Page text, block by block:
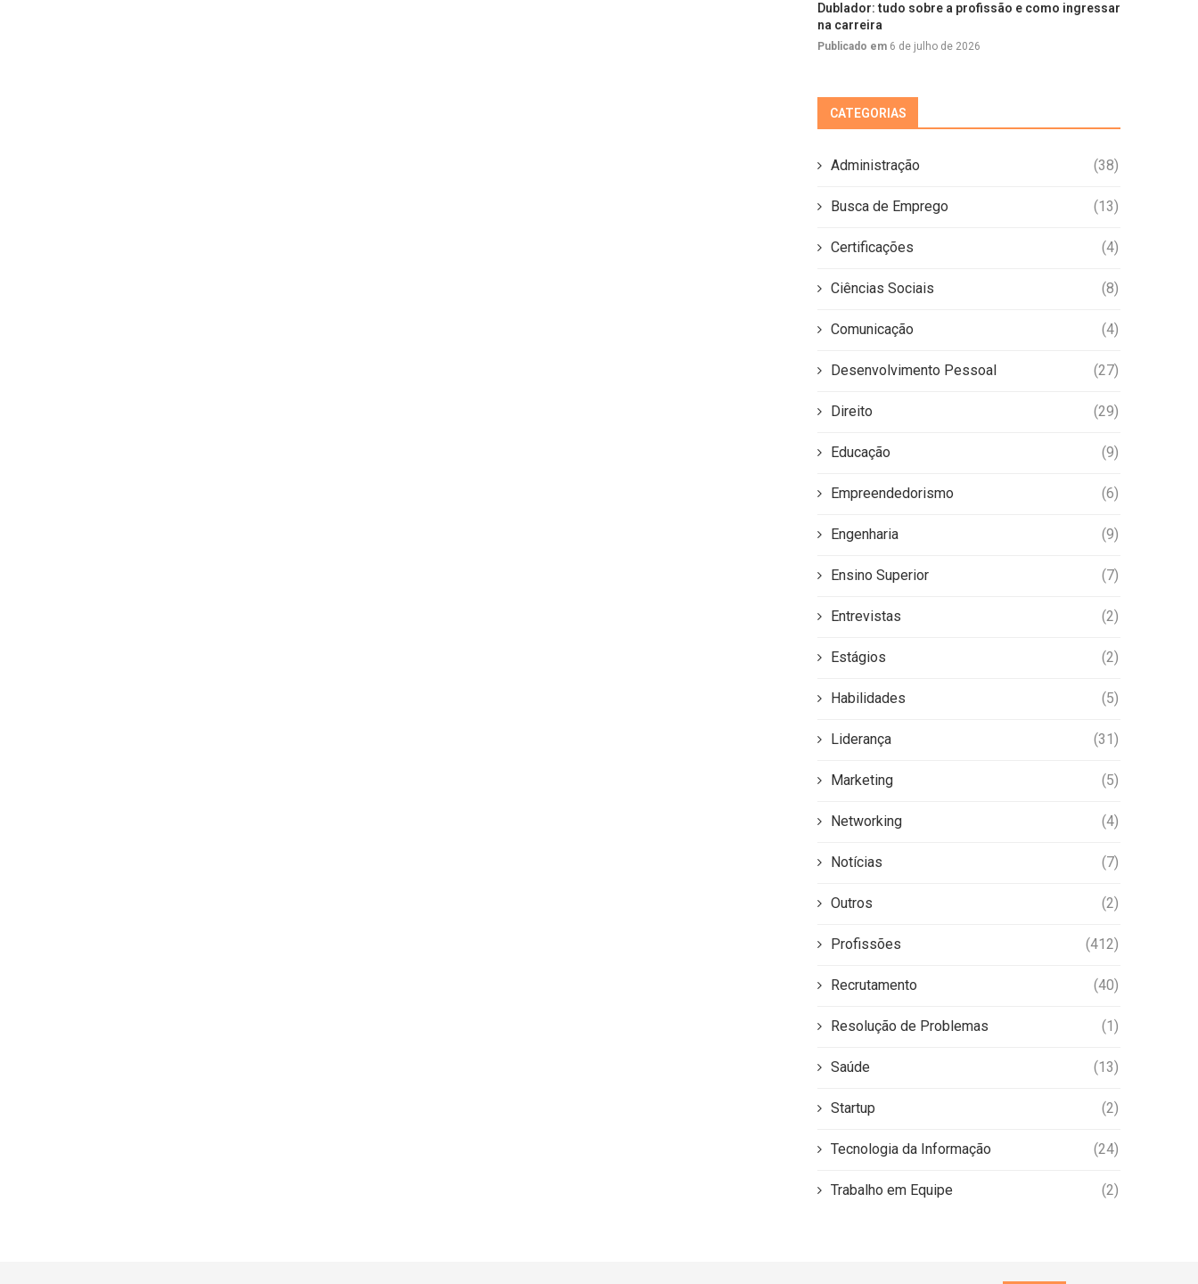
Dublador: tudo sobre a profissão e como ingressar
na carreira
Publicado em 6 de julho de 2026
CATEGORIAS
Administração (38)
Busca de Emprego (13)
Certificações (4)
Ciências Sociais (8)
Comunicação (4)
Desenvolvimento Pessoal (27)
Direito (29)
Educação (9)
Empreendedorismo (6)
Engenharia (9)
Ensino Superior (7)
Entrevistas (2)
Estágios (2)
Habilidades (5)
Liderança (31)
Marketing (5)
Networking (4)
Notícias (7)
Outros (2)
Profissões (412)
Recrutamento (40)
Resolução de Problemas (1)
Saúde (13)
Startup (2)
Tecnologia da Informação (24)
Trabalho em Equipe (2)